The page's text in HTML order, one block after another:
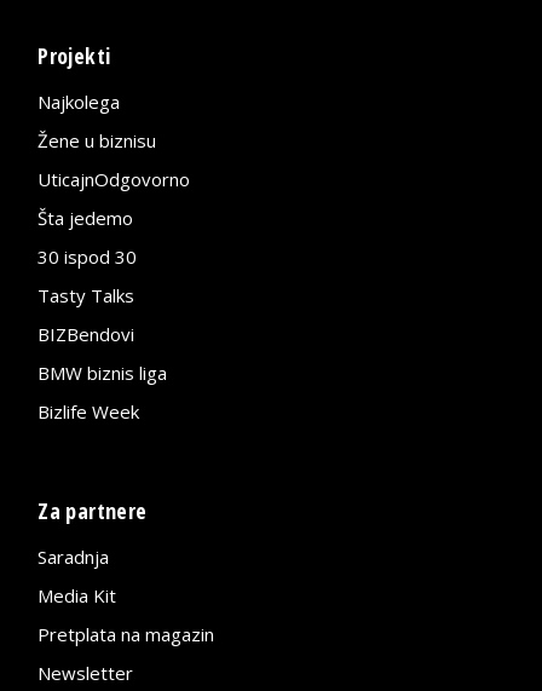
Projekti
Najkolega
Žene u biznisu
UticajnOdgovorno
Šta jedemo
30 ispod 30
Tasty Talks
BIZBendovi
BMW biznis liga
Bizlife Week
Za partnere
Saradnja
Media Kit
Pretplata na magazin
Newsletter